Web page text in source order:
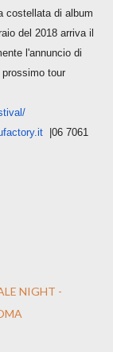
costellata di album
del 2018 arriva il
l'annuncio di
tour
al/
|06 7061
NIGHT -